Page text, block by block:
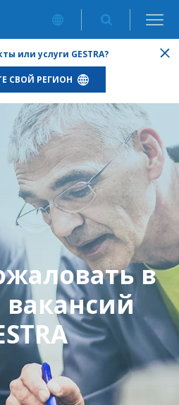
или услуги GESTRA?
СВОЙ РЕГИОН
в
вакансий